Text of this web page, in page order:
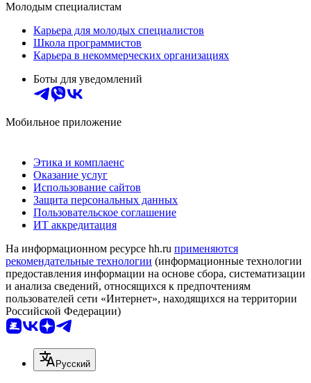
Молодым специалистам
Карьера для молодых специалистов
Школа программистов
Карьера в некоммерческих организациях
Боты для уведомлений
Мобильное приложение
Этика и комплаенс
Оказание услуг
Использование сайтов
Защита персональных данных
Пользовательское соглашение
ИТ аккредитация
На информационном ресурсе hh.ru применяются
рекомендательные технологии (информационные технологии
предоставления информации на основе сбора, систематизации
и анализа сведений, относящихся к предпочтениям
пользователей сети «Интернет», находящихся на территории
Российской Федерации)
Русский